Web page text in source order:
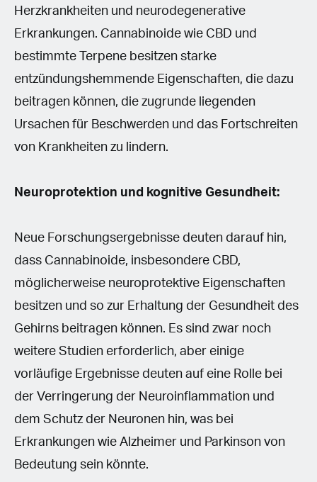
Herzkrankheiten und neurodegenerative
Erkrankungen. Cannabinoide wie CBD und
bestimmte Terpene besitzen starke
entzündungshemmende Eigenschaften, die dazu
beitragen können, die zugrunde liegenden
Ursachen für Beschwerden und das Fortschreiten
von Krankheiten zu lindern.
Neuroprotektion und kognitive Gesundheit:
Neue Forschungsergebnisse deuten darauf hin,
dass Cannabinoide, insbesondere CBD,
möglicherweise neuroprotektive Eigenschaften
besitzen und so zur Erhaltung der Gesundheit des
Gehirns beitragen können. Es sind zwar noch
weitere Studien erforderlich, aber einige
vorläufige Ergebnisse deuten auf eine Rolle bei
der Verringerung der Neuroinflammation und
dem Schutz der Neuronen hin, was bei
Erkrankungen wie Alzheimer und Parkinson von
Bedeutung sein könnte.